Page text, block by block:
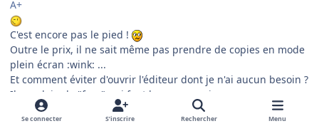
A+
C'est encore pas le pied !
Outre le prix, il ne sait même pas prendre de copies en mode
plein écran :wink: ...
Et comment éviter d'ouvrir l'éditeur dont je n'ai aucun besoin ?
Il y a plein de "free" qui font beaucoup mieux.
Mais je crois qu'il faut que je "pause" FSX quand je prends la
photo (comme en vrai, n'est-ce-pas
) ...
Se connecter S’inscrire Rechercher Menu